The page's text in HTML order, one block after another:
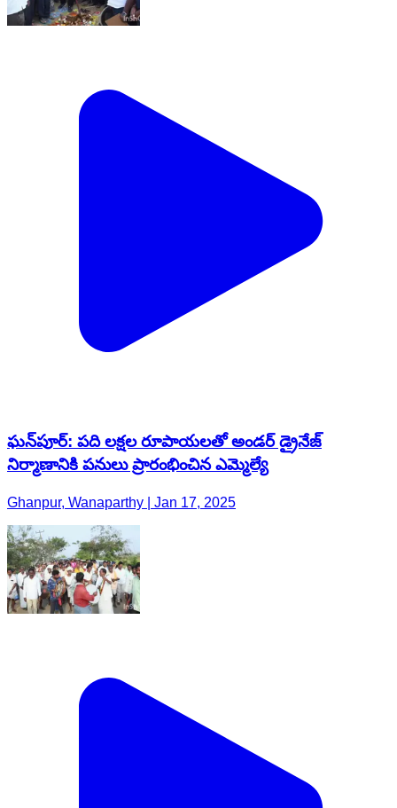
ఘన్‌పూర్: పది లక్షల రూపాయలతో అండర్ డ్రైనేజ్
నిర్మాణానికి పనులు ప్రారంభించిన ఎమ్మెల్యే
Ghanpur, Wanaparthy | Jan 17, 2025